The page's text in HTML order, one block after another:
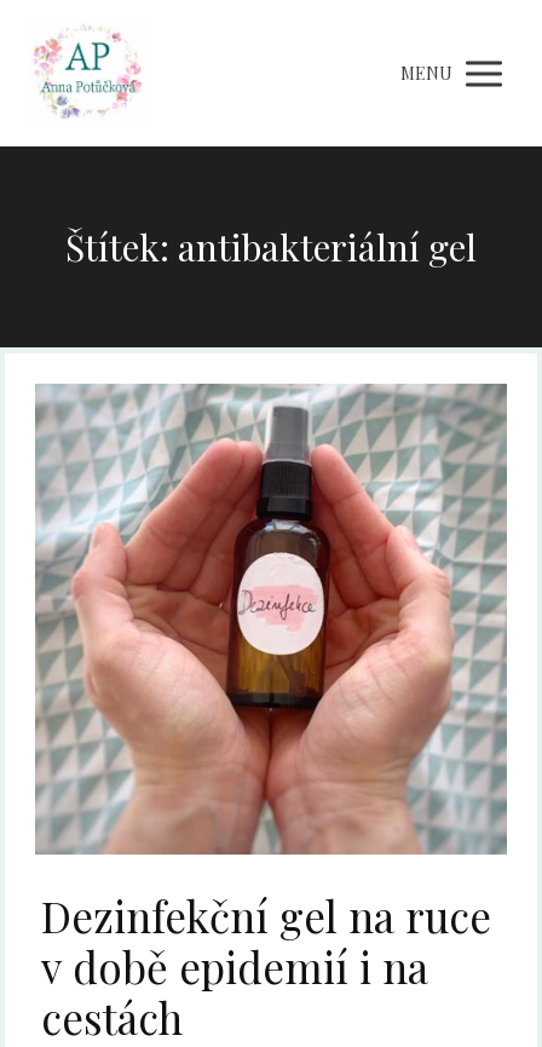
MENU
Štítek: antibakteriální gel
Dezinfekční gel na ruce
v době epidemií i na
cestách